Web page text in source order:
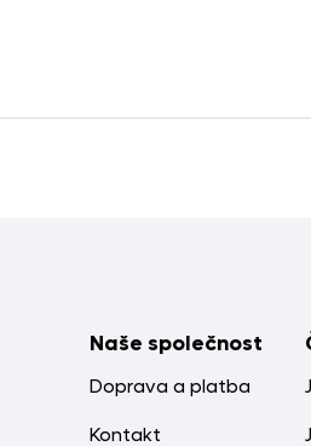
Naše společnost
Doprava a platba
Kontakt